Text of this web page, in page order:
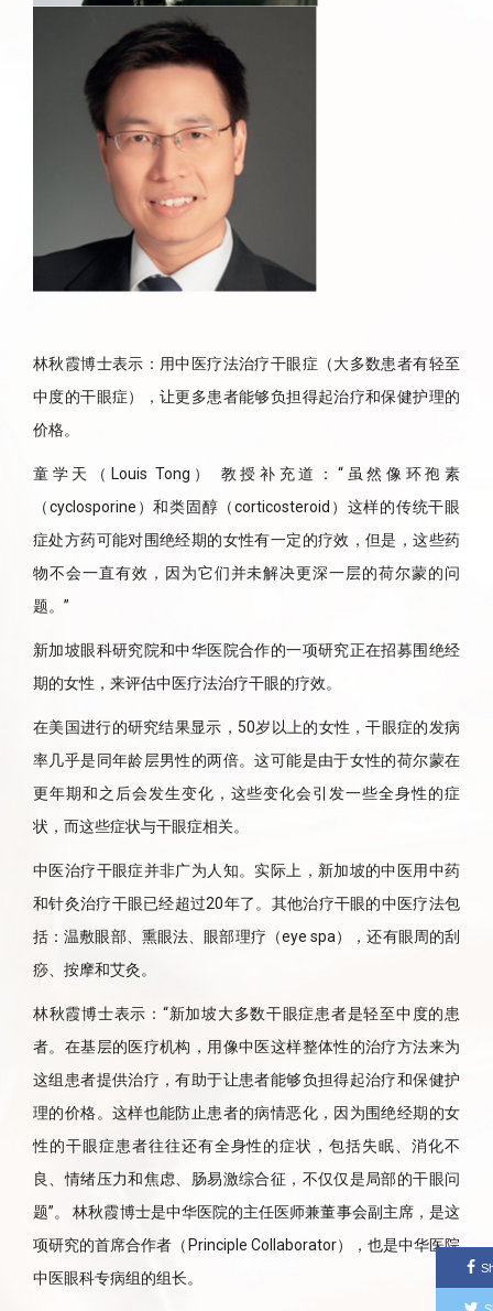
林秋霞博士表示：用中医疗法治疗干眼症（大多数患者有轻至
中度的干眼症），让更多患者能够负担得起治疗和保健护理的
价格。
童学天（Louis Tong） 教授补充道：“虽然像环孢素
（cyclosporine）和类固醇（corticosteroid）这样的传统干眼
症处方药可能对围绝经期的女性有一定的疗效，但是，这些药
物不会一直有效，因为它们并未解决更深一层的荷尔蒙的问
题。”
新加坡眼科研究院和中华医院合作的一项研究正在招募围绝经
期的女性，来评估中医疗法治疗干眼的疗效。
在美国进行的研究结果显示，50岁以上的女性，干眼症的发病
率几乎是同年龄层男性的两倍。这可能是由于女性的荷尔蒙在
更年期和之后会发生变化，这些变化会引发一些全身性的症
状，而这些症状与干眼症相关。
中医治疗干眼症并非广为人知。实际上，新加坡的中医用中药
和针灸治疗干眼已经超过20年了。其他治疗干眼的中医疗法包
括：温敷眼部、熏眼法、眼部理疗（eye spa），还有眼周的刮
痧、按摩和艾灸。
林秋霞博士表示：“新加坡大多数干眼症患者是轻至中度的患
者。在基层的医疗机构，用像中医这样整体性的治疗方法来为
这组患者提供治疗，有助于让患者能够负担得起治疗和保健护
理的价格。这样也能防止患者的病情恶化，因为围绝经期的女
性的干眼症患者往往还有全身性的症状，包括失眠、消化不
良、情绪压力和焦虑、肠易激综合征，不仅仅是局部的干眼问
题”。 林秋霞博士是中华医院的主任医师兼董事会副主席，是这
项研究的首席合作者（Principle Collaborator），也是中华医院
中医眼科专病组的组长。